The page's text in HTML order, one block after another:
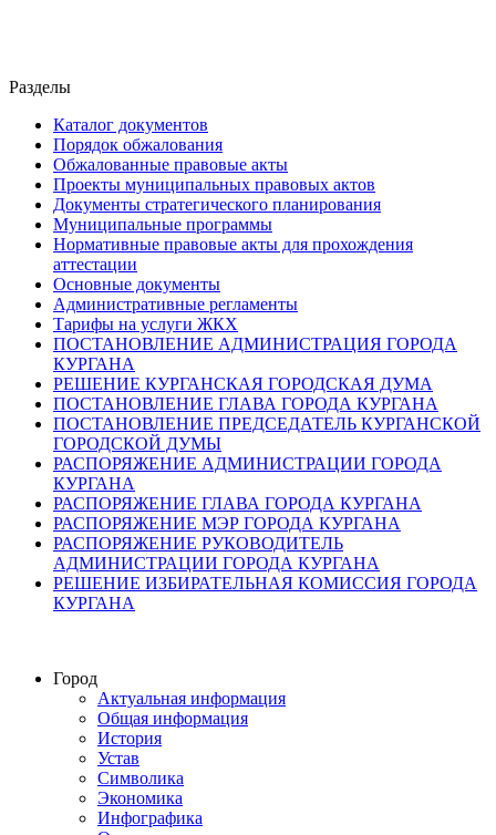
Разделы
Каталог документов
Порядок обжалования
Обжалованные правовые акты
Проекты муниципальных правовых актов
Документы стратегического планирования
Муниципальные программы
Нормативные правовые акты для прохождения
аттестации
Основные документы
Административные регламенты
Тарифы на услуги ЖКХ
ПОСТАНОВЛЕНИЕ АДМИНИСТРАЦИЯ ГОРОДА
КУРГАНА
РЕШЕНИЕ КУРГАНСКАЯ ГОРОДСКАЯ ДУМА
ПОСТАНОВЛЕНИЕ ГЛАВА ГОРОДА КУРГАНА
ПОСТАНОВЛЕНИЕ ПРЕДСЕДАТЕЛЬ КУРГАНСКОЙ
ГОРОДСКОЙ ДУМЫ
РАСПОРЯЖЕНИЕ АДМИНИСТРАЦИИ ГОРОДА
КУРГАНА
РАСПОРЯЖЕНИЕ ГЛАВА ГОРОДА КУРГАНА
РАСПОРЯЖЕНИЕ МЭР ГОРОДА КУРГАНА
РАСПОРЯЖЕНИЕ РУКОВОДИТЕЛЬ
АДМИНИСТРАЦИИ ГОРОДА КУРГАНА
РЕШЕНИЕ ИЗБИРАТЕЛЬНАЯ КОМИССИЯ ГОРОДА
КУРГАНА
Город
Актуальная информация
Общая информация
История
Устав
Символика
Экономика
Инфографика